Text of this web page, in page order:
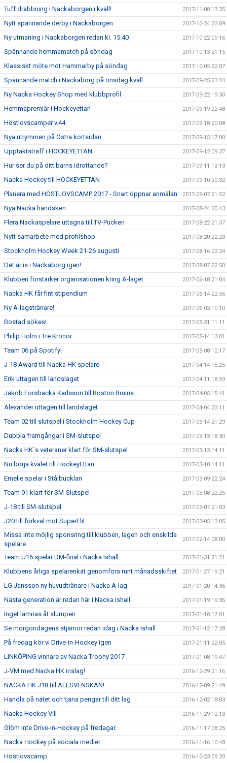
Tuff drabbning i Nackaborgen i kväll! 2017-11-08 13:35
Nytt spännande derby i Nackaborgen 2017-10-24 23:09
Ny utmaning i Nackaborgen redan kl. 15:40 2017-10-22 09:16
Spännande hemmamatch på söndag 2017-10-13 21:15
Klassiskt möte mot Hammarby på söndag 2017-10-05 22:07
Spännande match i Nackaborg på onsdag kväll 2017-09-25 23:24
Ny Nacka Hockey Shop med klubbprofil 2017-09-22 19:30
Hemmapremiär i Hockeyettan 2017-09-19 22:48
Höstlovscamper v.44 2017-09-18 20:08
Nya utrymmen på Östra kortsidan 2017-09-15 17:00
Upptaktsträff i HOCKEYETTAN 2017-09-12 09:37
Hur ser du på ditt barns idrottande? 2017-09-11 13:13
Nacka Hockey till HOCKEYETTAN 2017-09-10 20:32
Planera med HÖSTLOVSCAMP 2017 - Snart öppnar anmälan 2017-09-07 21:52
Nya Nacka handsken 2017-08-24 20:43
Flera Nackaspelare uttagna till TV-Pucken 2017-08-22 21:37
Nytt samarbete med profilshop 2017-08-20 22:23
Stockholm Hockey Week 21-26 augusti 2017-08-16 23:24
Det är is i Nackaborg igen! 2017-08-07 22:50
Klubben förstärker organisationen kring A-laget 2017-06-18 21:04
Nacka HK får fint stipendium 2017-06-14 22:56
Ny A-lagstränare! 2017-06-02 10:10
Bostad sökes! 2017-05-31 11:11
Philip Holm i Tre Kronor 2017-05-14 13:01
Team 06 på Spotify! 2017-05-08 12:17
J-18 Award till Nacka HK spelare 2017-04-14 15:25
Erik uttagen till landslaget 2017-04-11 18:59
Jakob Forsbacka Karlsson till Boston Bruins 2017-04-05 15:41
Alexander uttagen till landslaget 2017-04-04 23:11
Team 02 till slutspel i Stockholm Hockey Cup 2017-03-14 21:29
Dubbla framgångar i SM-slutspel 2017-03-13 18:30
Nacka HK´s veteraner klart för SM-slutspel 2017-03-13 14:11
Nu börja kvalet till HockeyEttan 2017-03-10 14:11
Emelie spelar i Stålbucklan 2017-03-09 22:24
Team 01 klart för SM-Slutspel 2017-03-08 22:25
J-18 till SM-slutspel 2017-03-07 21:03
J20 till förkval mot SuperElit 2017-03-05 13:05
Missa inte möjlig sponsring till klubben, lagen och enskilda
spelare
2017-02-14 08:00
Team U16 spelar DM-final i Nacka Ishall 2017-01-31 21:21
Klubbens årliga spelarenkät genomförs runt månadsskiftet 2017-01-27 19:21
LG Jansson ny huvudtränare i Nacka A-lag 2017-01-20 14:36
Nästa generation är redan här i Nacka Ishall 2017-01-19 19:36
Inget lämnas åt slumpen 2017-01-18 17:01
Se morgondagens stjärnor redan idag i Nacka Ishall 2017-01-12 17:28
På fredag kör vi Drive-in-Hockey igen 2017-01-11 22:05
LINKÖPING vinnare av Nacka Trophy 2017 2017-01-08 19:47
J-VM med Nacka HK inslag! 2016-12-29 21:16
NACKA HK J18 till ALLSVENSKAN! 2016-12-09 21:49
Handla på nätet och tjäna pengar till ditt lag 2016-12-02 18:03
Nacka Hockey Vill 2016-11-29 12:13
Glöm inte Drive-in-Hockey på fredagar. 2016-11-17 08:25
Nacka Hockey på sociala medier 2016-11-16 10:48
Höstlovscamp 2016-10-23 09:20